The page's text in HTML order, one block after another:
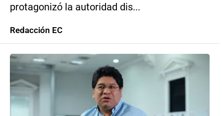
protagonizó la autoridad dis...
Redacción EC